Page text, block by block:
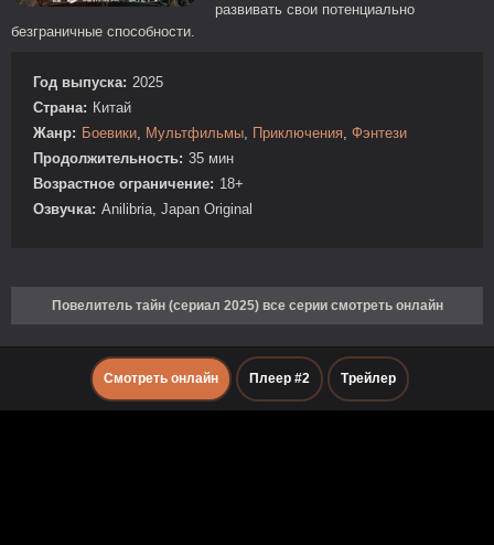
развивать свои потенциально
безграничные способности.
Год выпуска: 2025
Страна: Китай
Жанр: Боевики, Мультфильмы, Приключения, Фэнтези
Продолжительность: 35 мин
Возрастное ограничение: 18+
Озвучка: Anilibria, Japan Original
Повелитель тайн (сериал 2025) все серии смотреть онлайн
Смотреть онлайн Плеер #2 Трейлер